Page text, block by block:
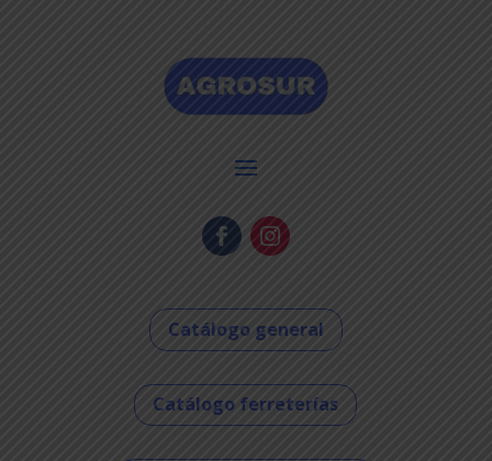
Catálogo general
Catálogo ferreterías